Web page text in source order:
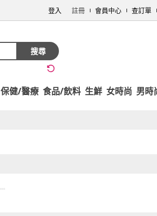
登入 註冊 會員中心 查訂單
搜尋
保健/醫療 食品/飲料 生鮮 女時尚 男時